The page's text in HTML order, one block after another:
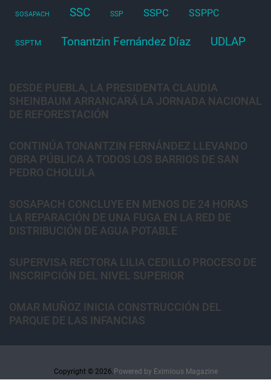
SOSAPACH SSC SSP SSPC SSPPC
SSPTM Tonantzin Fernández Díaz UDLAP
DESDE PUEBLA, LA PRESIDENTA CLAUDIA
SHEINBAUM ARRANCARÁ LA JORNADA NACIONAL
DE REFORESTACIÓN
CONTINÚA TONANTZIN FERNÁNDEZ LLEVANDO
OBRA PÚBLICA A TODOS LOS BARRIOS DE SAN
PEDRO CHOLULA
SOSAPACH CONCLUYE EN MENOS DE 24 HORAS
LA REPARACIÓN DE UNA FUGA EN LA RED DE
DISTRIBUCIÓN DE AGUA POTABLE
SUPERVISA RECTORA LILIA CEDILLO PROCESO DE
INSCRIPCIÓN DEL NIVEL SUPERIOR
OMAR MUÑOZ INICIA CONSTRUCCIÓN DEL
PARQUE DE LAS INFANCIAS
Copyright © 2026. Powered by Eximious Magazine